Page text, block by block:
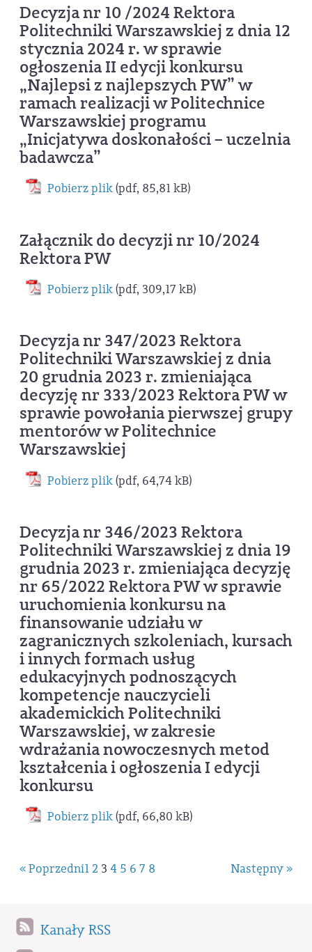
Decyzja nr 10 /2024 Rektora
Politechniki Warszawskiej z dnia 12
stycznia 2024 r. w sprawie
ogłoszenia II edycji konkursu
„Najlepsi z najlepszych PW” w
ramach realizacji w Politechnice
Warszawskiej programu
„Inicjatywa doskonałości – uczelnia
badawcza”
Pobierz plik(pdf, 85,81 kB)
Załącznik do decyzji nr 10/2024
Rektora PW
Pobierz plik(pdf, 309,17 kB)
Decyzja nr 347/2023 Rektora
Politechniki Warszawskiej z dnia
20 grudnia 2023 r. zmieniająca
decyzję nr 333/2023 Rektora PW w
sprawie powołania pierwszej grupy
mentorów w Politechnice
Warszawskiej
Pobierz plik(pdf, 64,74 kB)
Decyzja nr 346/2023 Rektora
Politechniki Warszawskiej z dnia 19
grudnia 2023 r. zmieniająca decyzję
nr 65/2022 Rektora PW w sprawie
uruchomienia konkursu na
finansowanie udziału w
zagranicznych szkoleniach, kursach
i innych formach usług
edukacyjnych podnoszących
kompetencje nauczycieli
akademickich Politechniki
Warszawskiej, w zakresie
wdrażania nowoczesnych metod
kształcenia i ogłoszenia I edycji
konkursu
Pobierz plik(pdf, 66,80 kB)
« Poprzedni Następny »
1 2 3 4 5 6 7 8
Kanały RSS